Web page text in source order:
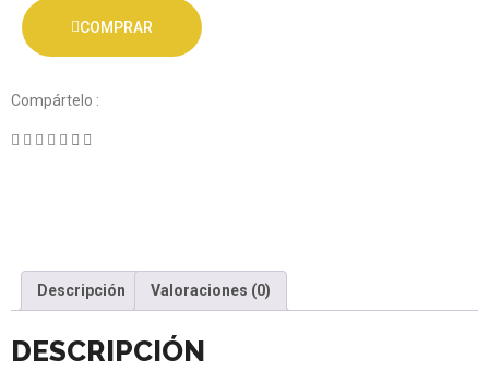
COMPRAR
Compártelo :
Descripción Valoraciones (0)
DESCRIPCIÓN